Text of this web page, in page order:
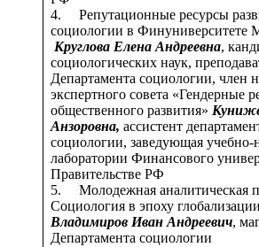
4. Репутационные ресурсы
социологии в Финуниверситете
Круглова Елена Андреевна,
социологических наук,
Департамента социологии, член
экспертного совета «Гендерные
общественного развития»
Анзоровна, ассистент
социологии, заведующая учебно-
лаборатории Финансового
Правительстве РФ
5. Молодежная аналитическая
Социология в эпоху
Владимиров Иван Андреевич,
Департамента социологии